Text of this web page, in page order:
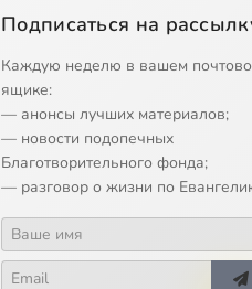
Подписаться на
Каждую неделю в вашем
ящике:
— анонсы лучших материалов;
— новости подопечных
Благотворительного фонда;
— разговор о жизни по